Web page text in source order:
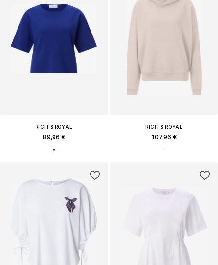
RICH & ROYAL
89,96 €
RICH & ROYAL
107,96 €